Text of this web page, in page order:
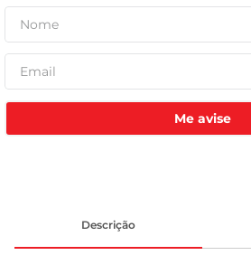
Me avise
Descrição